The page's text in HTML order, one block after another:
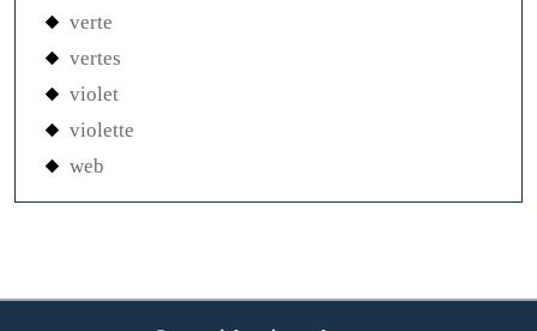
verte
vertes
violet
violette
web